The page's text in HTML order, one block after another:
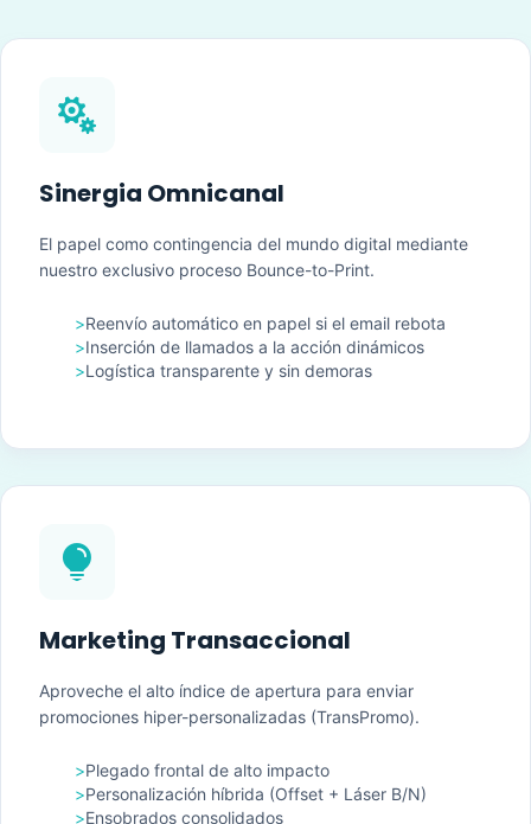

Sinergia Omnicanal
El papel como contingencia del mundo digital mediante
nuestro exclusivo proceso Bounce-to-Print.
>Reenvío automático en papel si el email rebota
>Inserción de llamados a la acción dinámicos
>Logística transparente y sin demoras

Marketing Transaccional
Aproveche el alto índice de apertura para enviar
promociones hiper-personalizadas (TransPromo).
>Plegado frontal de alto impacto
>Personalización híbrida (Offset + Láser B/N)
>Ensobrados consolidados